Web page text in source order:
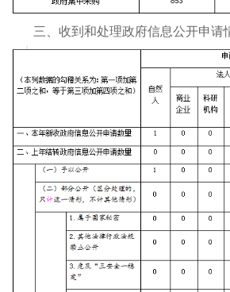
三、收到和处理政府信息公开申请